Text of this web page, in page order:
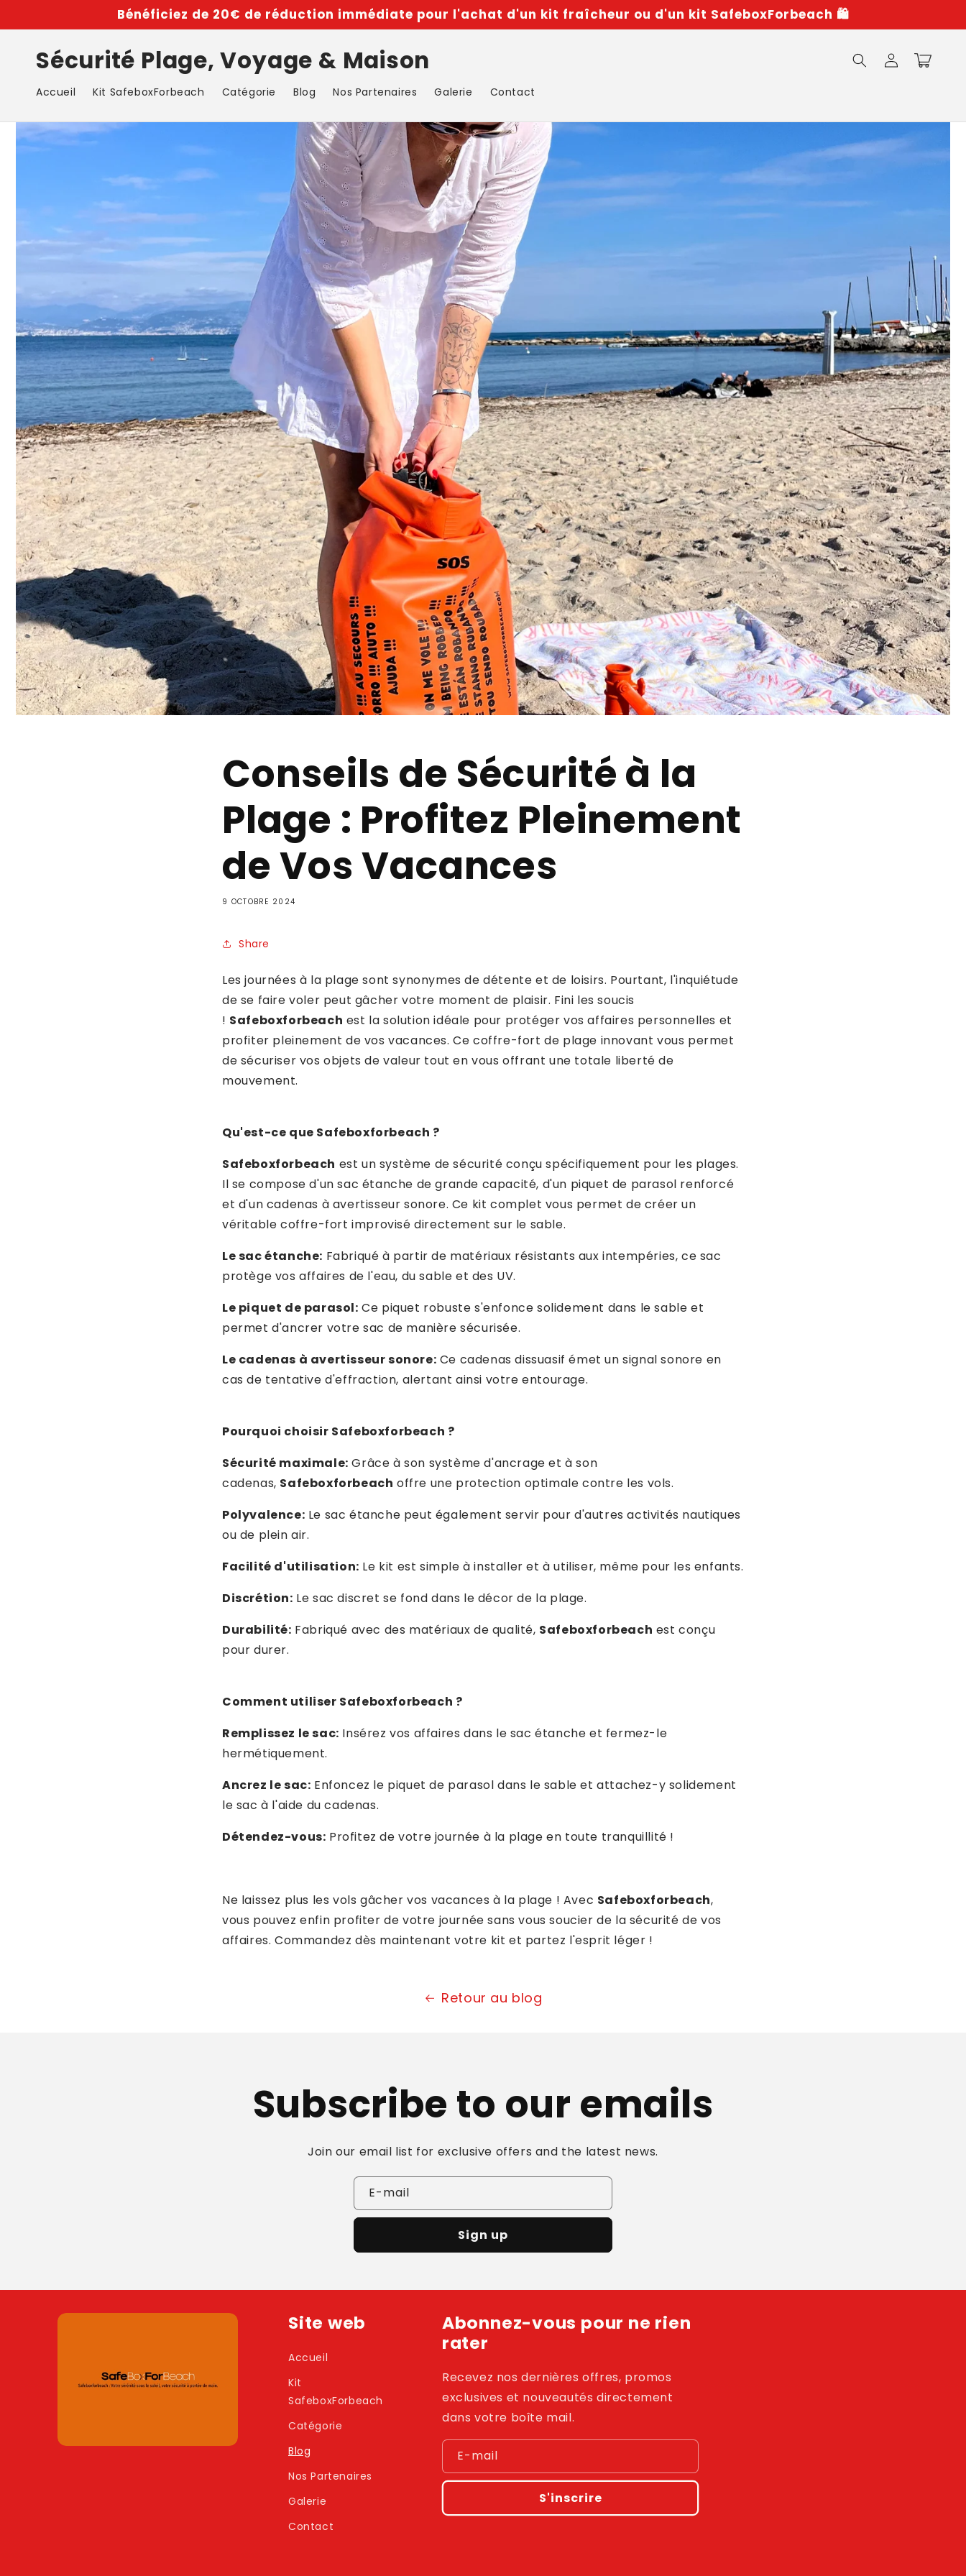
au
Bénéficiez de 20€ de réduction immédiate pour l'achat d'un kit fraîcheur ou d'un kit SafeboxForbeach 🛍️
Sécurité Plage, Voyage & Maison
Accueil Kit SafeboxForbeach Catégorie Blog Nos Partenaires Galerie Contact
ConnexionPanier
Conseils de Sécurité à la
Plage : Profitez Pleinement
de Vos Vacances
9 OCTOBRE 2024
Share
Les journées à la plage sont synonymes de détente et de loisirs. Pourtant, l'inquiétude
de se faire voler peut gâcher votre moment de plaisir. Fini les soucis
! Safeboxforbeach est la solution idéale pour protéger vos affaires personnelles et
profiter pleinement de vos vacances. Ce coffre-fort de plage innovant vous permet
de sécuriser vos objets de valeur tout en vous offrant une totale liberté de
mouvement.
Qu'est-ce que Safeboxforbeach ?
Safeboxforbeach est un système de sécurité conçu spécifiquement pour les plages.
Il se compose d'un sac étanche de grande capacité, d'un piquet de parasol renforcé
et d'un cadenas à avertisseur sonore. Ce kit complet vous permet de créer un
véritable coffre-fort improvisé directement sur le sable.
Le sac étanche: Fabriqué à partir de matériaux résistants aux intempéries, ce sac
protège vos affaires de l'eau, du sable et des UV.
Le piquet de parasol: Ce piquet robuste s'enfonce solidement dans le sable et
permet d'ancrer votre sac de manière sécurisée.
Le cadenas à avertisseur sonore: Ce cadenas dissuasif émet un signal sonore en
cas de tentative d'effraction, alertant ainsi votre entourage.
Pourquoi choisir Safeboxforbeach ?
Sécurité maximale: Grâce à son système d'ancrage et à son
cadenas, Safeboxforbeach offre une protection optimale contre les vols.
Polyvalence: Le sac étanche peut également servir pour d'autres activités nautiques
ou de plein air.
Facilité d'utilisation: Le kit est simple à installer et à utiliser, même pour les enfants.
Discrétion: Le sac discret se fond dans le décor de la plage.
Durabilité: Fabriqué avec des matériaux de qualité, Safeboxforbeach est conçu
pour durer.
Comment utiliser Safeboxforbeach ?
Remplissez le sac: Insérez vos affaires dans le sac étanche et fermez-le
hermétiquement.
Ancrez le sac: Enfoncez le piquet de parasol dans le sable et attachez-y solidement
le sac à l'aide du cadenas.
Détendez-vous: Profitez de votre journée à la plage en toute tranquillité !
Ne laissez plus les vols gâcher vos vacances à la plage ! Avec Safeboxforbeach,
vous pouvez enfin profiter de votre journée sans vous soucier de la sécurité de vos
affaires. Commandez dès maintenant votre kit et partez l'esprit léger !
Retour au blog
Subscribe to our emails
Join our email list for exclusive offers and the latest news.
E-mail
Sign up
Site web
Accueil
Kit
SafeboxForbeach
Catégorie
Blog
Nos Partenaires
Galerie
Contact
Abonnez-vous pour ne rien
rater
Recevez nos dernières offres, promos
exclusives et nouveautés directement
dans votre boîte mail.
E-mail
S'inscrire